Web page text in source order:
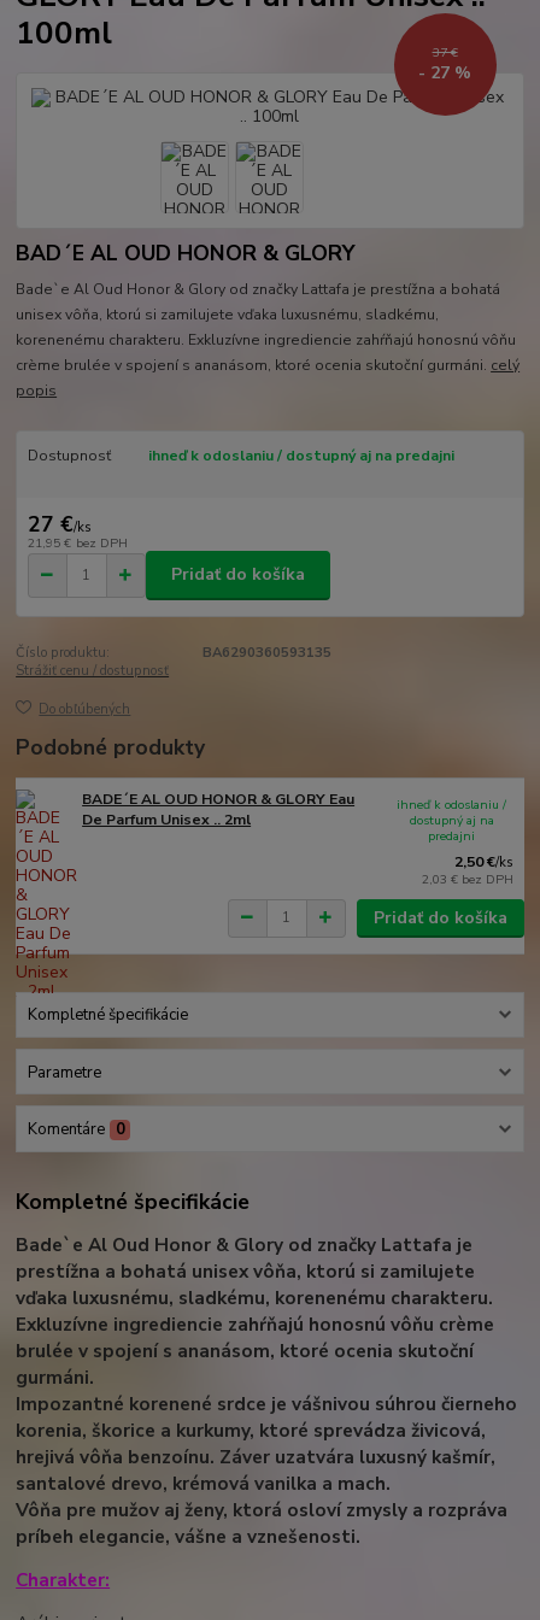
100ml
37 €
- 27 %
BAD´E AL OUD HONOR & GLORY
Bade`e Al Oud Honor & Glory od značky Lattafa je prestížna a bohatá
unisex vôňa, ktorú si zamilujete vďaka luxusnému, sladkému,
korenenému charakteru. Exkluzívne ingrediencie zahŕňajú honosnú vôňu
crème brulée v spojení s ananásom, ktoré ocenia skutoční gurmáni. celý
popis
Dostupnosť ihneď k odoslaniu / dostupný aj na predajni
27 €/ks
21,95 € bez DPH
Pridať do košíka
Číslo produktu:
BA6290360593135
Strážiť cenu / dostupnosť
Do obľúbených
Podobné produkty
BADE´E AL OUD HONOR & GLORY Eau
De Parfum Unisex .. 2ml
2,50 €/ks
2,03 € bez DPH
ihneď k odoslaniu /
dostupný aj na
predajni
Pridať do košíka
Kompletné špecifikácie
Parametre
Komentáre 0
Kompletné špecifikácie
Bade`e Al Oud Honor & Glory od značky Lattafa je
prestížna a bohatá unisex vôňa, ktorú si zamilujete
vďaka luxusnému, sladkému, korenenému charakteru.
Exkluzívne ingrediencie zahŕňajú honosnú vôňu crème
brulée v spojení s ananásom, ktoré ocenia skutoční
gurmáni.
Impozantné korenené srdce je vášnivou súhrou čierneho
korenia, škorice a kurkumy, ktoré sprevádza živicová,
hrejivá vôňa benzoínu. Záver uzatvára luxusný kašmír,
santalové drevo, krémová vanilka a mach.
Vôňa pre mužov aj ženy, ktorá osloví zmysly a rozpráva
príbeh elegancie, vášne a vznešenosti.
Charakter: